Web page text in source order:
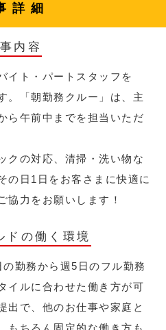
詳細
内容
イト・パートスタッフを
。「朝勤務クルー」は、主
ら午前中までを担当いただ
クの対応、清掃・洗い物な
の日1日をお客さまに快適に
協力をお願いします！
ドの働く環境
勤務から週5日のフル勤務
イルに合わせた働き方が可
出で、他のお仕事や家庭と